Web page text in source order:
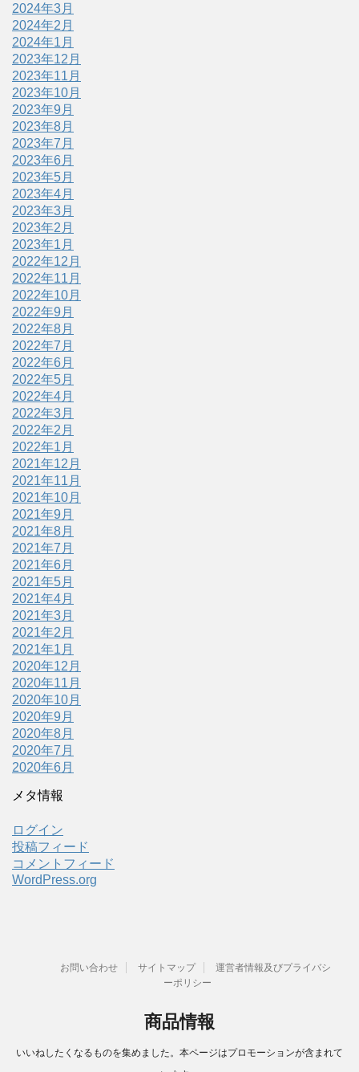
2024年3月
2024年2月
2024年1月
2023年12月
2023年11月
2023年10月
2023年9月
2023年8月
2023年7月
2023年6月
2023年5月
2023年4月
2023年3月
2023年2月
2023年1月
2022年12月
2022年11月
2022年10月
2022年9月
2022年8月
2022年7月
2022年6月
2022年5月
2022年4月
2022年3月
2022年2月
2022年1月
2021年12月
2021年11月
2021年10月
2021年9月
2021年8月
2021年7月
2021年6月
2021年5月
2021年4月
2021年3月
2021年2月
2021年1月
2020年12月
2020年11月
2020年10月
2020年9月
2020年8月
2020年7月
2020年6月
メタ情報
ログイン
投稿フィード
コメントフィード
WordPress.org
お問い合わせ サイトマップ
運営者情報及びプライバシ
ーポリシー
商品情報
いいねしたくなるものを集めました。本ページはプロモーションが含まれて